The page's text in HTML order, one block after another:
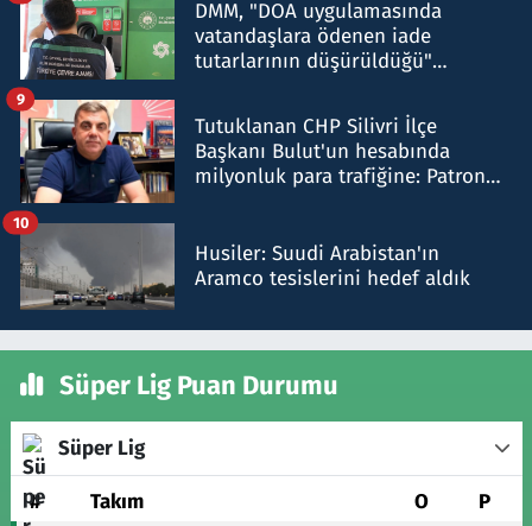
DMM, "DOA uygulamasında
vatandaşlara ödenen iade
tutarlarının düşürüldüğü"
Tutuklanan CHP Silivri İlçe
Başkanı Bulut'un hesabında
milyonluk para trafiğine: Patron
9
Husiler: Suudi Arabistan'ın
Aramco tesislerini hedef aldık
10
Süper Lig Puan Durumu
Süper Lig
# Takım O P